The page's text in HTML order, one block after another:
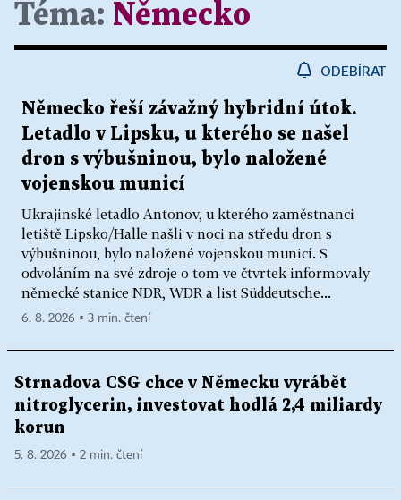
Téma: Německo
ODEBÍRAT
Německo řeší závažný hybridní útok.
Letadlo v Lipsku, u kterého se našel
dron s výbušninou, bylo naložené
vojenskou municí
Ukrajinské letadlo Antonov, u kterého zaměstnanci
letiště Lipsko/Halle našli v noci na středu dron s
výbušninou, bylo naložené vojenskou municí. S
odvoláním na své zdroje o tom ve čtvrtek informovaly
německé stanice NDR, WDR a list Süddeutsche...
6. 8. 2026 ▪ 3 min. čtení
Strnadova CSG chce v Německu vyrábět
nitroglycerin, investovat hodlá 2,4 miliardy
korun
5. 8. 2026 ▪ 2 min. čtení